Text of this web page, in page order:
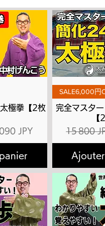
極拳【2枚
promotionnel
JPY
SALE6,000円
完全マスタ
【
Prix
15 800